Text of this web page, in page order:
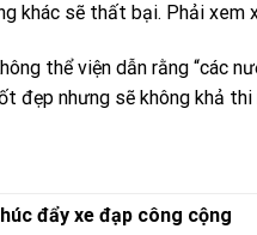
khác sẽ thất bại. Phải xem
thể viện dẫn rằng “các
đẹp nhưng sẽ không khả thi
đẩy xe đạp công cộng